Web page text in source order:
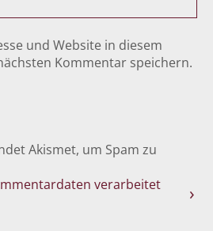
und Website in diesem
Kommentar speichern.
Akismet, um Spam zu
verarbeitet